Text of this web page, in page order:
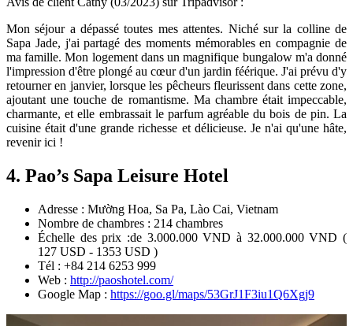
Mon séjour a dépassé toutes mes attentes. Niché sur la colline de
Sapa Jade, j'ai partagé des moments mémorables en compagnie de
ma famille. Mon logement dans un magnifique bungalow m'a donné
l'impression d'être plongé au cœur d'un jardin féérique. J'ai prévu d'y
retourner en janvier, lorsque les pêcheurs fleurissent dans cette zone,
ajoutant une touche de romantisme. Ma chambre était impeccable,
charmante, et elle embrassait le parfum agréable du bois de pin. La
cuisine était d'une grande richesse et délicieuse. Je n'ai qu'une hâte,
revenir ici !
4. Pao’s Sapa Leisure Hotel
Adresse : Mường Hoa, Sa Pa, Lào Cai, Vietnam
Nombre de chambres : 214 chambres
Échelle des prix :de 3.000.000 VND à 32.000.000 VND (
127 USD - 1353 USD )
Tél : +84 214 6253 999
Web : http://paoshotel.com/
Google Map : https://goo.gl/maps/53GrJ1F3iu1Q6Xgj9